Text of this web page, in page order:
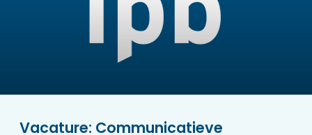
Vacature: Communicatieve